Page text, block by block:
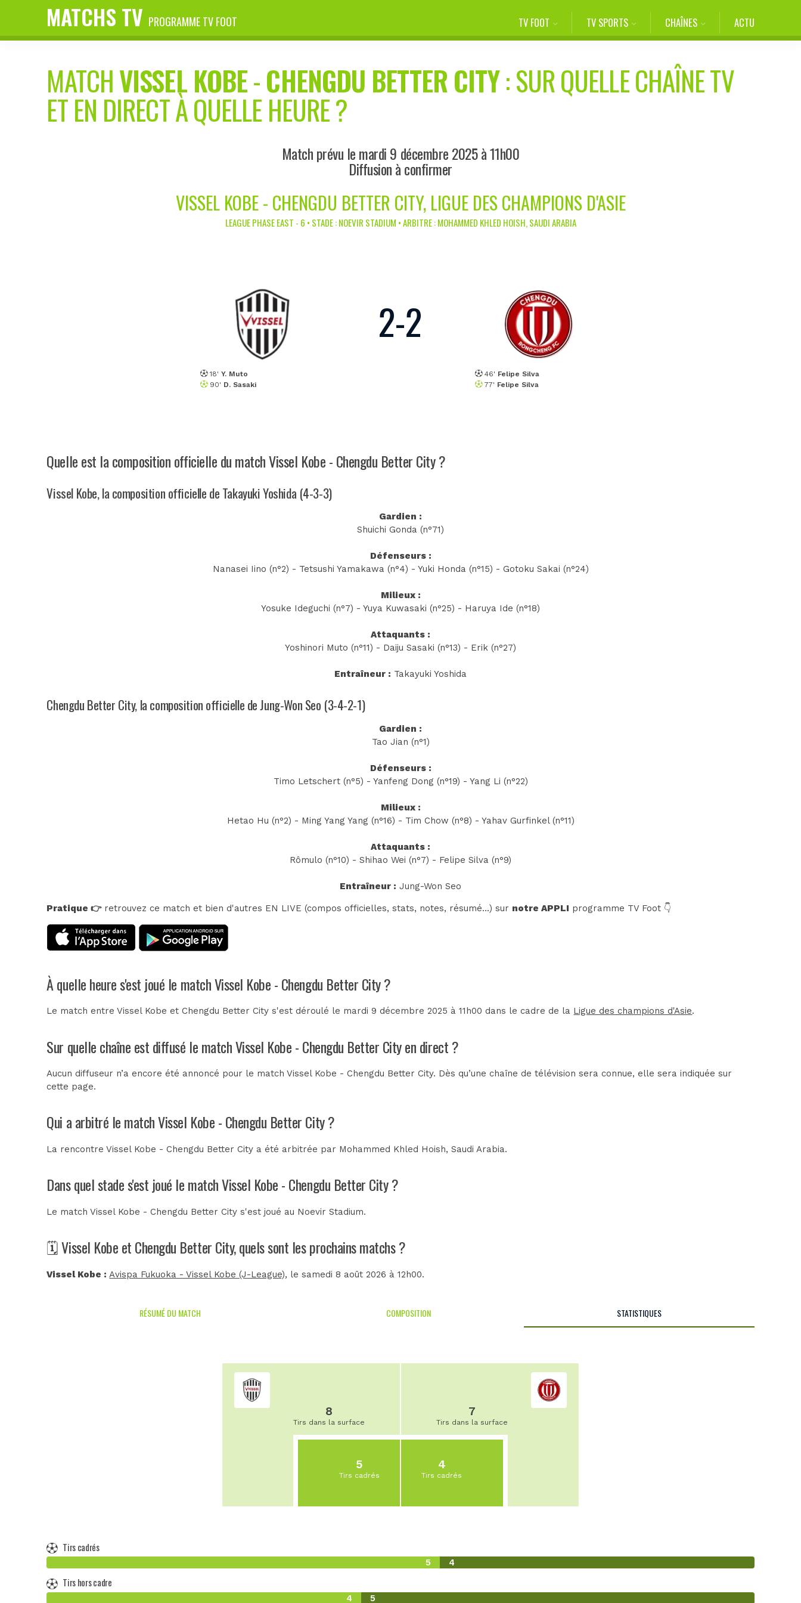
MATCHS TV PROGRAMME TV FOOT TV FOOT TV SPORTS CHAÎNES ACTU
MATCHVISSEL KOBE-CHENGDU BETTER CITY: SUR QUELLE CHAÎNE TV
ET EN DIRECT À QUELLE HEURE ?
Match prévu le mardi 9 décembre 2025 à 11h00
Diffusion à confirmer
VISSEL KOBE - CHENGDU BETTER CITY, LIGUE DES CHAMPIONS D'ASIE
LEAGUE PHASE EAST - 6 • STADE : NOEVIR STADIUM • ARBITRE : MOHAMMED KHLED HOISH, SAUDI ARABIA
18' Y. Muto
90' D. Sasaki
2-2
46' Felipe Silva
77' Felipe Silva
Quelle est la composition officielle du match Vissel Kobe - Chengdu Better City ?
Vissel Kobe, la composition officielle de Takayuki Yoshida (4-3-3)
Gardien :
Shuichi Gonda (n°71)
Défenseurs :
Nanasei Iino (n°2) - Tetsushi Yamakawa (n°4) - Yuki Honda (n°15) - Gotoku Sakai (n°24)
Milieux :
Yosuke Ideguchi (n°7) - Yuya Kuwasaki (n°25) - Haruya Ide (n°18)
Attaquants :
Yoshinori Muto (n°11) - Daiju Sasaki (n°13) - Erik (n°27)
Entraîneur : Takayuki Yoshida
Chengdu Better City, la composition officielle de Jung-Won Seo (3-4-2-1)
Gardien :
Tao Jian (n°1)
Défenseurs :
Timo Letschert (n°5) - Yanfeng Dong (n°19) - Yang Li (n°22)
Milieux :
Hetao Hu (n°2) - Ming Yang Yang (n°16) - Tim Chow (n°8) - Yahav Gurfinkel (n°11)
Attaquants :
Rômulo (n°10) - Shihao Wei (n°7) - Felipe Silva (n°9)
Entraîneur : Jung-Won Seo
Pratique 👉retrouvez ce match et bien d'autres EN LIVE (compos officielles, stats, notes, résumé...) sur notre APPLI programme TV Foot 👇
À quelle heure s'est joué le match Vissel Kobe - Chengdu Better City ?
Le match entre Vissel Kobe et Chengdu Better City s'est déroulé le mardi 9 décembre 2025 à 11h00 dans le cadre de la Ligue des champions d'Asie.
Sur quelle chaîne est diffusé le match Vissel Kobe - Chengdu Better City en direct ?
Aucun diffuseur n’a encore été annoncé pour le match Vissel Kobe - Chengdu Better City. Dès qu’une chaîne de télévision sera connue, elle sera indiquée sur
cette page.
Qui a arbitré le match Vissel Kobe - Chengdu Better City ?
La rencontre Vissel Kobe - Chengdu Better City a été arbitrée par Mohammed Khled Hoish, Saudi Arabia.
Dans quel stade s'est joué le match Vissel Kobe - Chengdu Better City ?
Le match Vissel Kobe - Chengdu Better City s'est joué au Noevir Stadium.
🗓️ Vissel Kobe et Chengdu Better City, quels sont les prochains matchs ?
Vissel Kobe : Avispa Fukuoka - Vissel Kobe (J-League), le samedi 8 août 2026 à 12h00.
RÉSUMÉ DU MATCH COMPOSITION STATISTIQUES
8
Tirs dans la surface
5
Tirs cadrés
7
Tirs dans la surface
4
Tirs cadrés
Tirs cadrés
5 4
Tirs hors cadre
4 5